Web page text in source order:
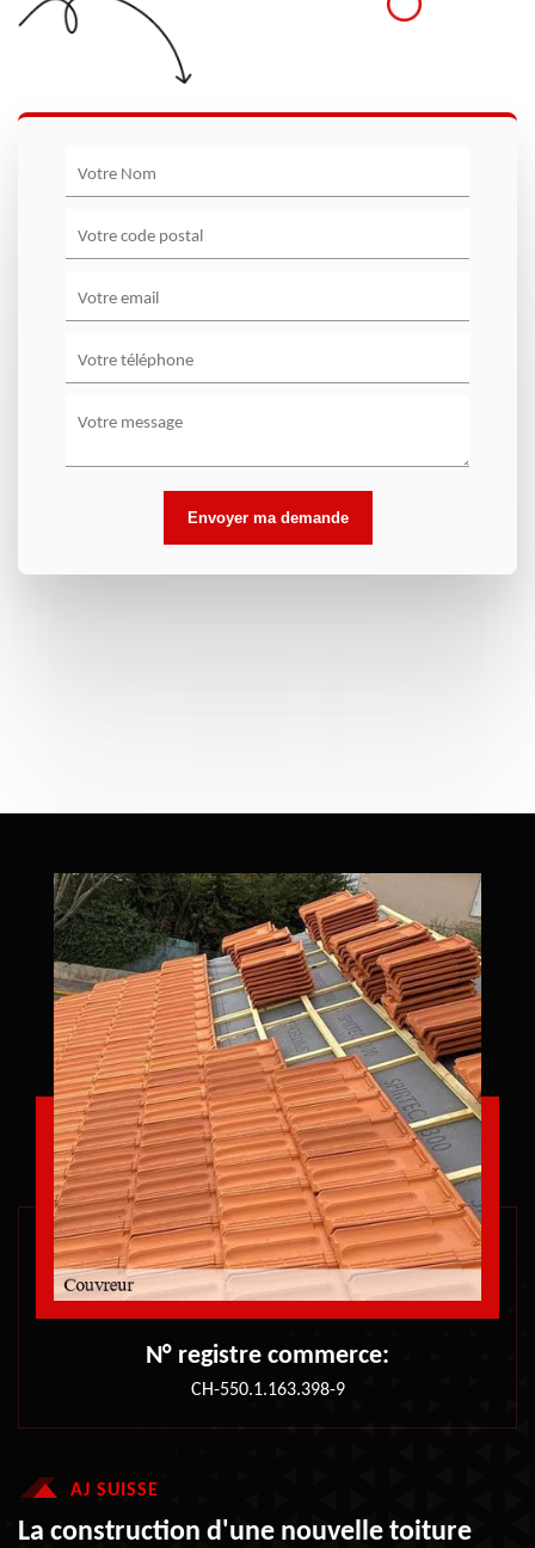
N° registre commerce:
CH-550.1.163.398-9
AJ SUISSE
La construction d'une nouvelle toiture